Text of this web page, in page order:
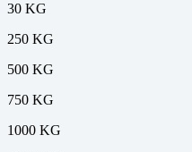
30 KG
250 KG
500 KG
750 KG
1000 KG